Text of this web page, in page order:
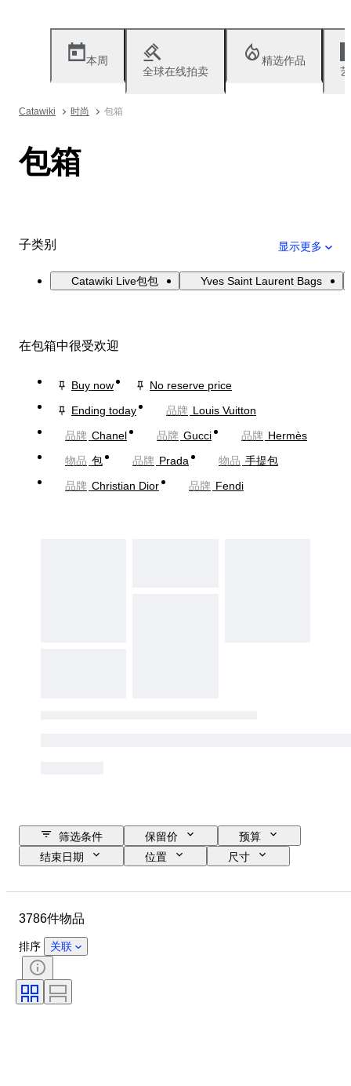
本周
全球在线拍卖
精选作品
Catawiki 时尚 包箱
包箱
子类别 显示更多
Catawiki Live包包 Yves Saint Laurent Bags
在包箱中很受欢迎
Buy now
No reserve price
Ending today
品牌 Louis Vuitton
品牌 Chanel 品牌 Gucci 品牌 Hermès
物品 包 品牌 Prada 物品 手提包
品牌 Christian Dior 品牌 Fendi
筛选条件 保留价
预算
结束日期
位置
尺寸
状态
带配件
物品尺寸
3786件物品
排序 关联